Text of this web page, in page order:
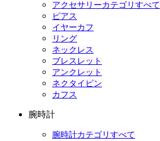
アクセサリーカテゴリすべて
ピアス
イヤーカフ
リング
ネックレス
ブレスレット
アンクレット
ネクタイピン
カフス
腕時計
腕時計カテゴリすべて